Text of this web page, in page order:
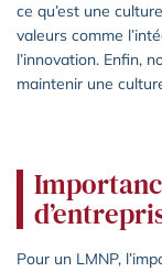
ce qu’est une
valeurs comme
l’innovation. Enfin,
maintenir une
Pour un LMNP,